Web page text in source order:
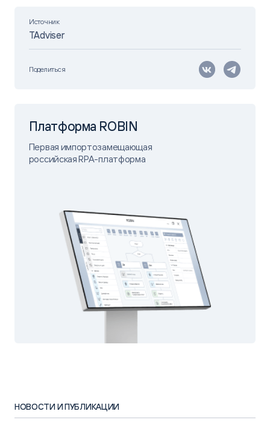
Источник
TAdviser
Поделиться
Платформа ROBIN
Первая импортозамещающая
российская RPA-платформа
НОВОСТИ И ПУБЛИКАЦИИ